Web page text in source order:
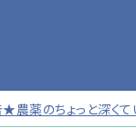
農薬のちょっと深く